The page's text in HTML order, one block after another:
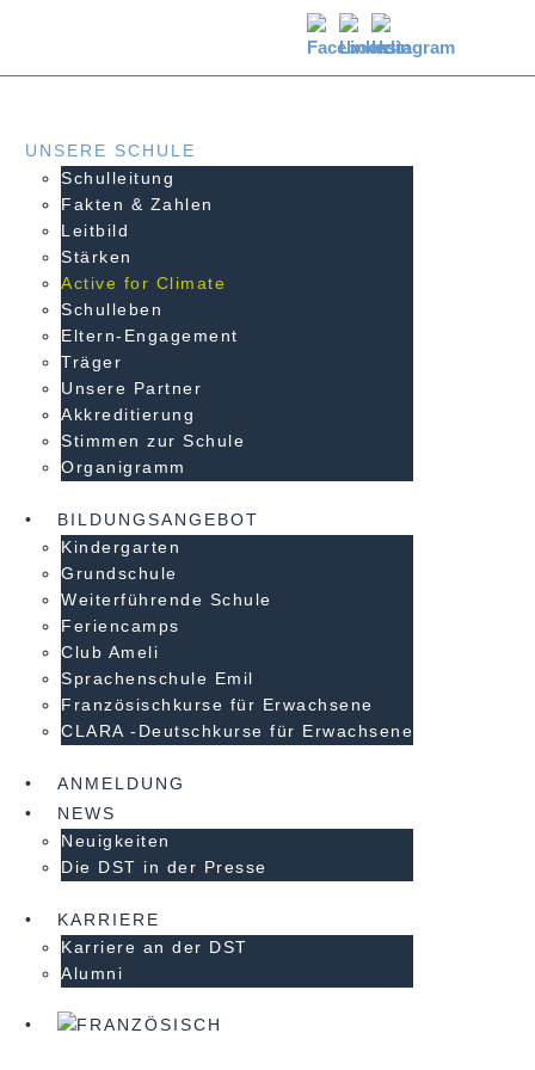
UNSERE SCHULE
Schulleitung
Fakten & Zahlen
Leitbild
Stärken
Active for Climate
Schulleben
Eltern-Engagement
Träger
Unsere Partner
Akkre­di­tier­ung
Stimmen zur Schule
Organigramm
BILDUNGSANGEBOT
Kindergarten
Grundschule
Weiterführende Schule
Feriencamps
Club Ameli
Sprachenschule Emil
Französischkurse für Erwachsene
CLARA -Deutschkurse für Erwachsene
ANMELDUNG
NEWS
Neuigkeiten
Die DST in der Presse
KARRIERE
Karriere an der DST
Alumni